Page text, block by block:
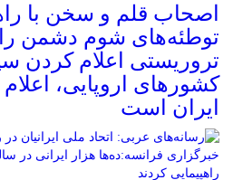
اصحاب قلم و سخن با
توطئه‌های شوم دشمن
تروریستی اعلام کردن
کشورهای اروپایی،
ایران است